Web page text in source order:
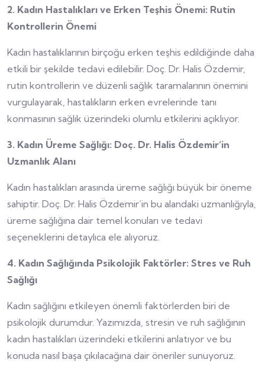
2. Kadın Hastalıkları ve Erken Teşhis Önemi: Rutin
Kontrollerin Önemi
Kadın hastalıklarının birçoğu erken teşhis edildiğinde daha
etkili bir şekilde tedavi edilebilir. Doç. Dr. Halis Özdemir,
rutin kontrollerin ve düzenli sağlık taramalarının önemini
vurgulayarak, hastalıkların erken evrelerinde tanı
konmasının sağlık üzerindeki olumlu etkilerini açıklıyor.
3. Kadın Üreme Sağlığı: Doç. Dr. Halis Özdemir’in
Uzmanlık Alanı
Kadın hastalıkları arasında üreme sağlığı büyük bir öneme
sahiptir. Doç. Dr. Halis Özdemir’in bu alandaki uzmanlığıyla,
üreme sağlığına dair temel konuları ve tedavi
seçeneklerini detaylıca ele alıyoruz.
4. Kadın Sağlığında Psikolojik Faktörler: Stres ve Ruh
Sağlığı
Kadın sağlığını etkileyen önemli faktörlerden biri de
psikolojik durumdur. Yazımızda, stresin ve ruh sağlığının
kadın hastalıkları üzerindeki etkilerini anlatıyor ve bu
konuda nasıl başa çıkılacağına dair öneriler sunuyoruz.